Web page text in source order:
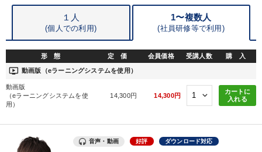
１人
(個人での利用)
1〜複数人
(社員研修等で利用)
形 態 定 価 会員価格 受講人数 購 入
ondemand_video 動画版（eラーニングシステムを使用）
動画版
（eラーニングシステムを使
用）
14,300円 14,300円
カートに
入れる
音声・動画 好評 ダウンロード対応